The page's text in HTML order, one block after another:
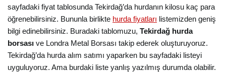
sayfadaki fiyat tablosunda Tekirdağ’da hurdanın kilosu kaç para
öğrenebilirsiniz. Bununla birlikte hurda fiyatları listemizden geniş
bilgi edinebilirsiniz. Buradaki tablomuzu, Tekirdağ hurda
borsası ve Londra Metal Borsası takip ederek oluşturuyoruz.
Tekirdağ’da hurda alım satımı yaparken bu sayfadaki listeyi
uyguluyoruz. Ama burdaki liste yanlış yazılmış durumda olabilir.